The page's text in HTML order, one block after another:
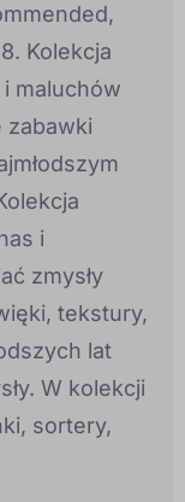
Kolekcja
maluchów
zabawki
i
zmysły
tekstury,
lat
W kolekcji
sortery,